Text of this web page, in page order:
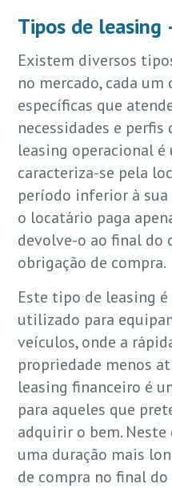
Tipos de leasing
Existem diversos
no mercado, cada
específicas que
necessidades e
leasing operacional
caracteriza-se pela
período inferior à
o locatário paga
devolve-o ao final do
obrigação de compra.
Este tipo de leasing
utilizado para
veículos, onde a
propriedade menos
leasing financeiro é
para aqueles que
adquirir o bem.
uma duração mais
de compra no final